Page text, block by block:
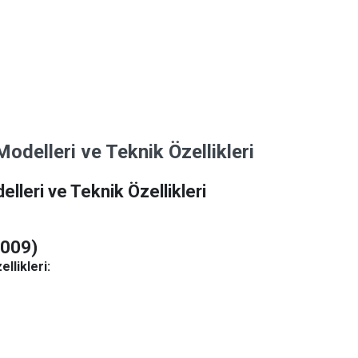
ve Teknik Özellikleri
ve Teknik Özellikleri